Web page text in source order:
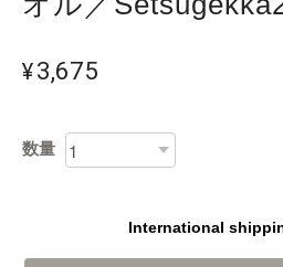
¥3,675
数量
International